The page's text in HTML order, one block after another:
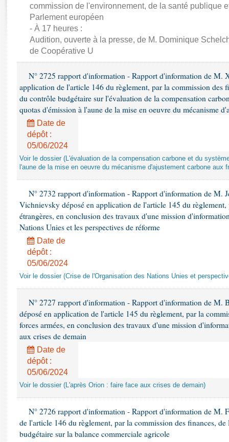
Rapports d'enquête
Rapports législatifs
Rapports sur l'application des lois
Baromètre de l’application des lois
Budget et sécurité sociale
Questions écrites et orales
Comptes rendus des débats
commission de l'environnement, de la santé publique
Parlement européen
- À 17 heures :
Audition, ouverte à la presse, de M. Dominique
de Coopérative U
N° 2725 rapport d'information - Rapport d'information de M.
application de l'article 146 du règlement, par la commission des
du contrôle budgétaire sur l'évaluation de la compensation
quotas d'émission à l'aune de la mise en oeuvre du mécanisme
Date de
dépôt :
05/06/2024
Voir le dossier (L'évaluation de la compensation carbone et du
l'aune de la mise en oeuvre du mécanisme d'ajustement carbone aux
N° 2732 rapport d'information - Rapport d'information de M.
Vichnievsky déposé en application de l'article 145 du règlement,
étrangères, en conclusion des travaux d'une mission
Nations Unies et les perspectives de réforme
Date de
dépôt :
05/06/2024
Voir le dossier (Crise de l'Organisation des Nations Unies et
N° 2727 rapport d'information - Rapport d'information de M.
déposé en application de l'article 145 du règlement, par la
forces armées, en conclusion des travaux d'une mission
aux crises de demain
Date de
dépôt :
05/06/2024
Voir le dossier (L'après Orion : faire face aux crises de demain)
N° 2726 rapport d'information - Rapport d'information de M.
de l'article 146 du règlement, par la commission des finances,
budgétaire sur la balance commerciale agricole